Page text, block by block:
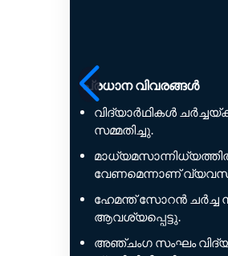
പ്രധാന വിവരങ്ങൾ
വിദ്യാർഥികൾ
സമ്മതിച്ചു.
വേണമെന്നാണ്
ഹേമന്ത് സോറൻ ചർച്ച
ആവശ്യപ്പെട്ടു.
അഞ്ചംഗ സംഘം